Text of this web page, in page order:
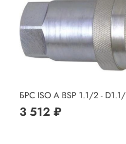
БРС ISO A BSP 1.1/2 - D1.1/
3 512 ₽